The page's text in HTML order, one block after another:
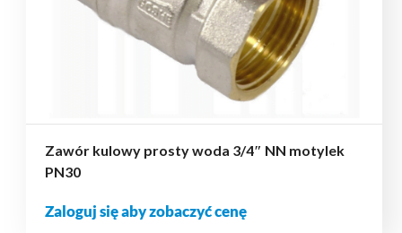
Zawór kulowy prosty woda 3/4″ NN motylek
PN30
Zaloguj się aby zobaczyć cenę